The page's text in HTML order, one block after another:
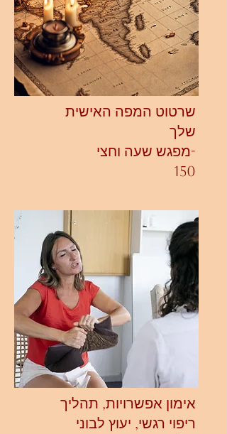
שרטוט המפה האישית
שלך
-מפגש שעה וחצי
150
אימון אפשרויות, תהליך
ריפוי רגשי, יעוץ לבוני